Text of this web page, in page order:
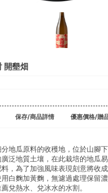
開墾畑
保存/商品詳情 優惠價格/贈
地瓜原料的收穫地，位於山腳
泛地質土壤，在此栽培的地瓜
，為了加強風味表現刻意將收
白麴加黃麴，無濾過處理保留
兌熱水、兌冰水的水割。